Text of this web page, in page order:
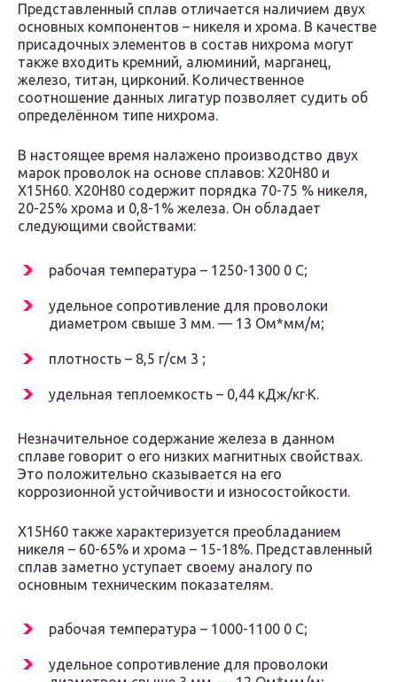
Представленный сплав отличается наличием двух
основных компонентов – никеля и хрома. В качестве
присадочных элементов в состав нихрома могут
также входить кремний, алюминий, марганец,
железо, титан, цирконий. Количественное
соотношение данных лигатур позволяет судить об
определённом типе нихрома.
В настоящее время налажено производство двух
марок проволок на основе сплавов: Х20Н80 и
Х15Н60. Х20Н80 содержит порядка 70-75 % никеля,
20-25% хрома и 0,8-1% железа. Он обладает
следующими свойствами:
рабочая температура – 1250-1300 0 С;
удельное сопротивление для проволоки
диаметром свыше 3 мм. — 13 Ом*мм/м;
плотность – 8,5 г/см 3 ;
удельная теплоемкость – 0,44 кДж/кг·К.
Незначительное содержание железа в данном
сплаве говорит о его низких магнитных свойствах.
Это положительно сказывается на его
коррозионной устойчивости и износостойкости.
Х15Н60 также характеризуется преобладанием
никеля – 60-65% и хрома – 15-18%. Представленный
сплав заметно уступает своему аналогу по
основным техническим показателям.
рабочая температура – 1000-1100 0 С;
удельное сопротивление для проволоки